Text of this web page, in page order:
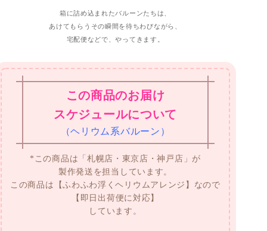
箱に詰め込まれたバルーンたちは、
あけてもらうその瞬間を待ちわびながら、
宅配便などで、やってきます。
この商品のお届け
スケジュールについて
（ヘリウム系バルーン）
*この商品は「札幌店・東京店・神戸店」が
製作発送を担当しています。
この商品は【ふわふわ浮くヘリウムアレンジ】なので
【即日出荷便に対応】
しています。